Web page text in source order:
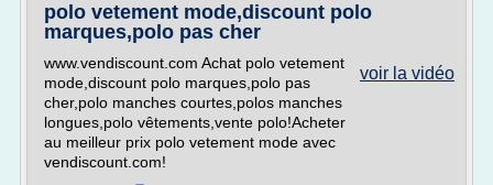
polo vetement mode,discount polo
marques,polo pas cher
voir la vidéo
www.vendiscount.com Achat polo vetement
mode,discount polo marques,polo pas
cher,polo manches courtes,polos manches
longues,polo vêtements,vente polo!Acheter
au meilleur prix polo vetement mode avec
vendiscount.com!